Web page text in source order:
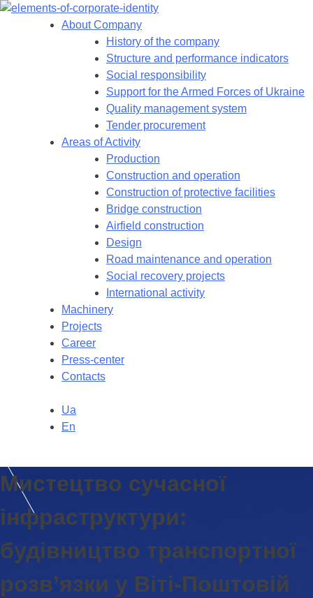
Skip
About Company
History of the company
Structure and performance indicators
Social responsibility
Support for the Armed Forces of Ukraine
Quality management system
Tender procurement
Areas of Activity
Production
Construction and operation
Construction of protective facilities
Bridge construction
Airfield construction
Design
Road maintenance and operation
Social recovery projects
International activity
Machinery
Projects
Career
Press-center
Contacts
Ua
En
Мистецтво сучасної
інфраструктури:
будівництво транспортної
розв’язки у Віті-Поштовій